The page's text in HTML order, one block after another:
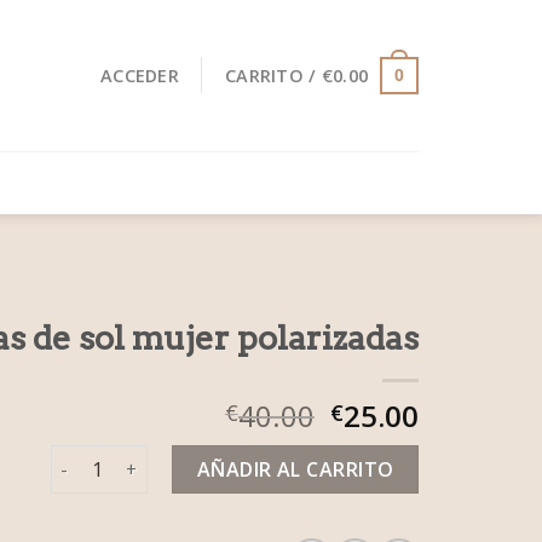
ACCEDER CARRITO / €0.00 0
de sol mujer polarizadas
€40.00 €25.00
gafas de sol mujer polarizadas cantidad
AÑADIR AL CARRITO